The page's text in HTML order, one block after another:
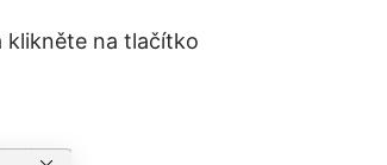
klikněte na tlačítko